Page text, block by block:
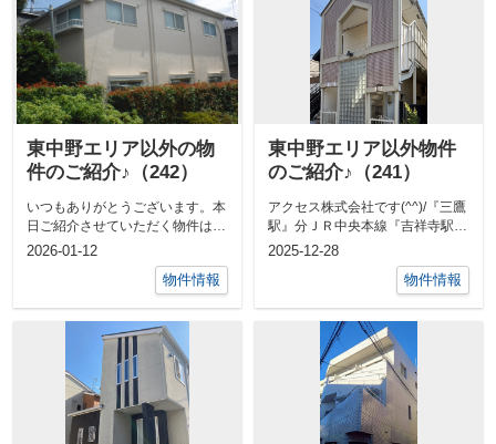
東中野エリア以外の物
件のご紹介♪（242）
いつもありがとうございます。本
日ご紹介させていただく物件は都
営大江戸線 『新江古田駅』 徒...
2026-01-12
物件情報
東中野エリア以外物件
のご紹介♪（241）
アクセス株式会社です(^^)/『三鷹
駅』分ＪＲ中央本線『吉祥寺駅』
徒歩18分『吉祥寺駅』徒歩分の最
2025-12-28
物件情報